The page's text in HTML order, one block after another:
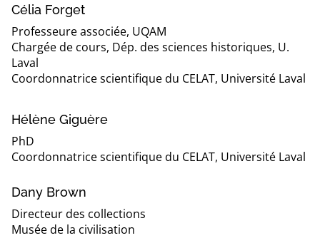
Célia Forget
Professeure associée, UQAM
Chargée de cours, Dép. des sciences historiques, U.
Laval
Coordonnatrice scientifique du CELAT, Université Laval
Hélène Giguère
PhD
Coordonnatrice scientifique du CELAT, Université Laval
Dany Brown
Directeur des collections
Musée de la civilisation